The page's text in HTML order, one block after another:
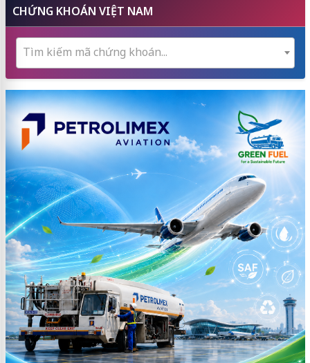
CHỨNG KHOÁN VIỆT NAM
Tìm kiếm mã chứng khoán...